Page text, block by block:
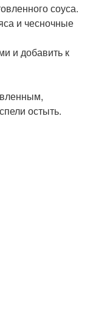
соуса.
и чесночные
и добавить к
остыть.